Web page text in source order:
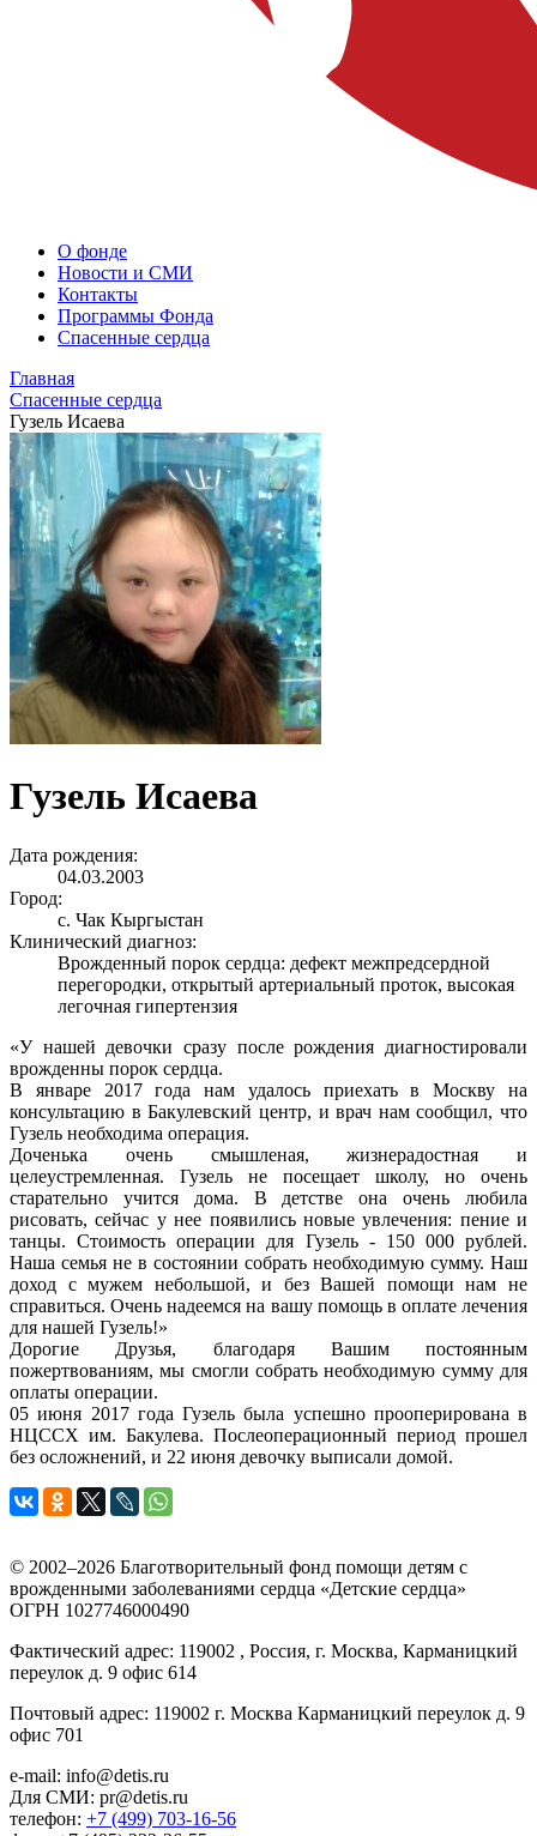
О фонде
Новости и СМИ
Контакты
Программы Фонда
Спасенные сердца
Главная
Спасенные сердца
Гузель Исаева
Гузель Исаева
Дата рождения:
04.03.2003
Город:
с. Чак Кыргыстан
Клинический диагноз:
Врожденный порок сердца: дефект межпредсердной
перегородки, открытый артериальный проток, высокая
легочная гипертензия
«У нашей девочки сразу после рождения диагностировали
врожденны порок сердца.
В январе 2017 года нам удалось приехать в Москву на
консультацию в Бакулевский центр, и врач нам сообщил, что
Гузель необходима операция.
Доченька очень смышленая, жизнерадостная и
целеустремленная. Гузель не посещает школу, но очень
старательно учится дома. В детстве она очень любила
рисовать, сейчас у нее появились новые увлечения: пение и
танцы. Стоимость операции для Гузель - 150 000 рублей.
Наша семья не в состоянии собрать необходимую сумму. Наш
доход с мужем небольшой, и без Вашей помощи нам не
справиться. Очень надеемся на вашу помощь в оплате лечения
для нашей Гузель!»
Дорогие Друзья, благодаря Вашим постоянным
пожертвованиям, мы смогли собрать необходимую сумму для
оплаты операции.
05 июня 2017 года Гузель была успешно прооперирована в
НЦССХ им. Бакулева. Послеоперационный период прошел
без осложнений, и 22 июня девочку выписали домой.
© 2002–2026 Благотворительный фонд помощи детям с
врожденными заболеваниями сердца «Детские сердца»
ОГРН 1027746000490
Фактический адрес: 119002 , Россия, г. Москва, Карманицкий
переулок д. 9 офис 614
Почтовый адрес: 119002 г. Москва Карманицкий переулок д. 9
офис 701
e-mail: info@detis.ru
Для СМИ: pr@detis.ru
телефон: +7 (499) 703-16-56